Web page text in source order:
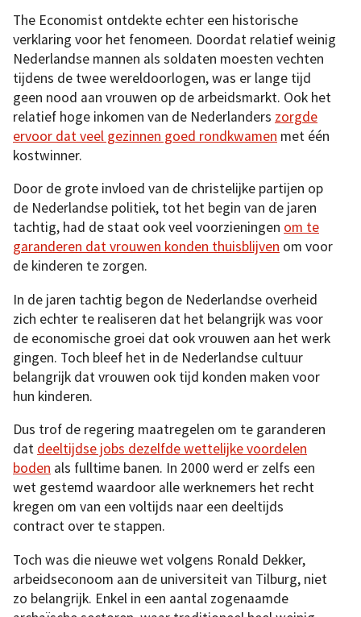
The Economist ontdekte echter een historische
verklaring voor het fenomeen. Doordat relatief weinig
Nederlandse mannen als soldaten moesten vechten
tijdens de twee wereldoorlogen, was er lange tijd
geen nood aan vrouwen op de arbeidsmarkt. Ook het
relatief hoge inkomen van de Nederlanders zorgde
ervoor dat veel gezinnen goed rondkwamen met één
kostwinner.
Door de grote invloed van de christelijke partijen op
de Nederlandse politiek, tot het begin van de jaren
tachtig, had de staat ook veel voorzieningen om te
garanderen dat vrouwen konden thuisblijven om voor
de kinderen te zorgen.
In de jaren tachtig begon de Nederlandse overheid
zich echter te realiseren dat het belangrijk was voor
de economische groei dat ook vrouwen aan het werk
gingen. Toch bleef het in de Nederlandse cultuur
belangrijk dat vrouwen ook tijd konden maken voor
hun kinderen.
Dus trof de regering maatregelen om te garanderen
dat deeltijdse jobs dezelfde wettelijke voordelen
boden als fulltime banen. In 2000 werd er zelfs een
wet gestemd waardoor alle werknemers het recht
kregen om van een voltijds naar een deeltijds
contract over te stappen.
Toch was die nieuwe wet volgens Ronald Dekker,
arbeidseconoom aan de universiteit van Tilburg, niet
zo belangrijk. Enkel in een aantal zogenaamde